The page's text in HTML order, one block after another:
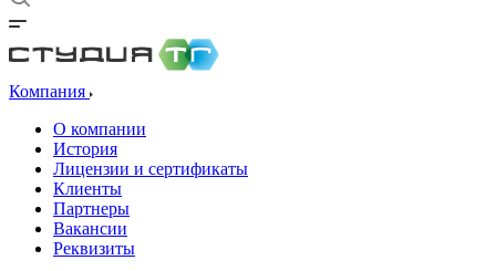
Компания
О компании
История
Лицензии и сертификаты
Клиенты
Партнеры
Вакансии
Реквизиты